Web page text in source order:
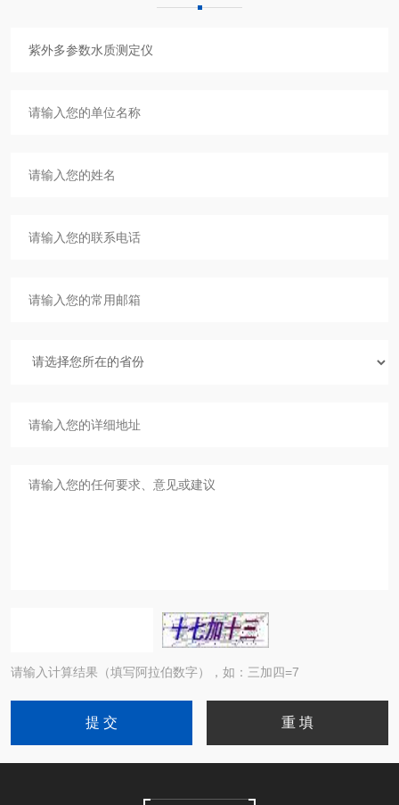
请输入计算结果（填写阿拉伯数字），如：三加四=7